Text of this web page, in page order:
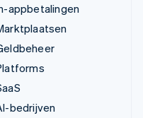
appbetalingen
bedrijven